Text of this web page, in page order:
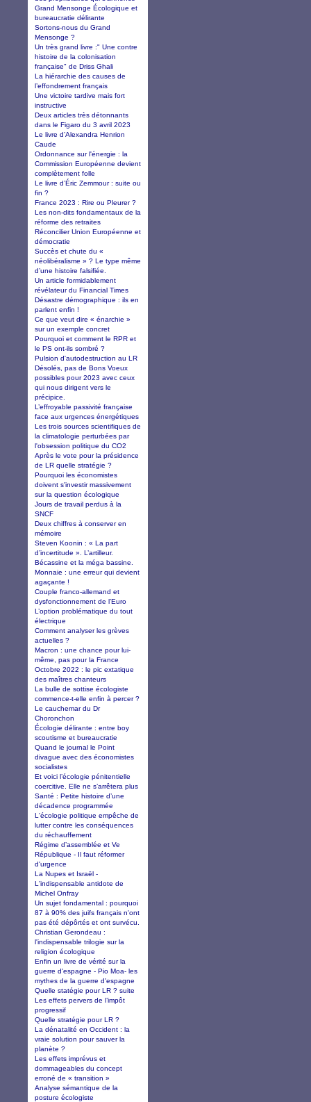
Grand Mensonge Écologique et
bureaucratie délirante
Sortons-nous du Grand
Mensonge ?
Un très grand livre :" Une contre
histoire de la colonisation
française" de Driss Ghali
La hiérarchie des causes de
l’effondrement français
Une victoire tardive mais fort
instructive
Deux articles très détonnants
dans le Figaro du 3 avril 2023
Le livre d’Alexandra Henrion
Caude
Ordonnance sur l'énergie : la
Commission Européenne devient
complètement folle
Le livre d’Éric Zemmour : suite ou
fin ?
France 2023 : Rire ou Pleurer ?
Les non-dits fondamentaux de la
réforme des retraites
Réconcilier Union Européenne et
démocratie
Succès et chute du «
néolibéralisme » ? Le type même
d’une histoire falsifiée.
Un article formidablement
révélateur du Financial Times
Désastre démographique : ils en
parlent enfin !
Ce que veut dire « énarchie »
sur un exemple concret
Pourquoi et comment le RPR et
le PS ont-ils sombré ?
Pulsion d'autodestruction au LR
Désolés, pas de Bons Voeux
possibles pour 2023 avec ceux
qui nous dirigent vers le
précipice.
L’effroyable passivité française
face aux urgences énergétiques
Les trois sources scientifiques de
la climatologie perturbées par
l'obsession politique du CO2
Après le vote pour la présidence
de LR quelle stratégie ?
Pourquoi les économistes
doivent s'investir massivement
sur la question écologique
Jours de travail perdus à la
SNCF
Deux chiffres à conserver en
mémoire
Steven Koonin : « La part
d’incertitude ». L’artilleur.
Bécassine et la méga bassine.
Monnaie : une erreur qui devient
agaçante !
Couple franco-allemand et
dysfonctionnement de l’Euro
L’option problématique du tout
électrique
Comment analyser les grèves
actuelles ?
Macron : une chance pour lui-
même, pas pour la France
Octobre 2022 : le pic extatique
des maîtres chanteurs
La bulle de sottise écologiste
commence-t-elle enfin à percer ?
Le cauchemar du Dr
Choronchon
Écologie délirante : entre boy
scoutisme et bureaucratie
Quand le journal le Point
divague avec des économistes
socialistes
Et voici l’écologie pénitentielle
coercitive. Elle ne s’arrêtera plus
Santé : Petite histoire d’une
décadence programmée
L'écologie politique empêche de
lutter contre les conséquences
du réchauffement
Régime d’assemblée et Ve
République - Il faut réformer
d'urgence
La Nupes et Israël -
L'indispensable antidote de
Michel Onfray
Un sujet fondamental : pourquoi
87 à 90% des juifs français n'ont
pas été dépôrtés et ont survécu.
Christian Gerondeau :
l'indispensable trilogie sur la
religion écologique
Enfin un livre de vérité sur la
guerre d'espagne - Pio Moa- les
mythes de la guerre d'espagne
Quelle statégie pour LR ? suite
Les effets pervers de l’impôt
progressif
Quelle stratégie pour LR ?
La dénatalité en Occident : la
vraie solution pour sauver la
planète ?
Les effets imprévus et
dommageables du concept
erroné de « transition »
Analyse sémantique de la
posture écologiste